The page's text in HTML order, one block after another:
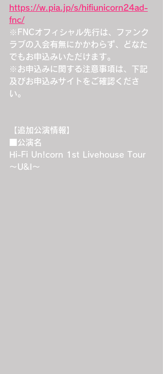
https://w.pia.jp/s/hifiunicorn24ad-
fnc/
※FNCオフィシャル先行は、ファンク
ラブの入会有無にかかわらず、どなた
でもお申込みいただけます。
※お申込みに関する注意事項は、下記
及びお申込みサイトをご確認くださ
い。
【追加公演情報】
■公演名
Hi-Fi Un!corn 1st Livehouse Tour
～U&I～